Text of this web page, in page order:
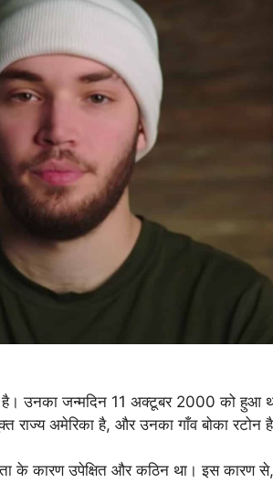
है। उनका जन्मदिन 11 अक्टूबर 2000 को हुआ
राज्य अमेरिका है, और उनका गाँव बोका रटोन
के कारण उपेक्षित और कठिन था। इस कारण